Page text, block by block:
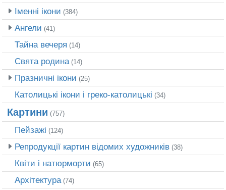
Іменні ікони (384)
Ангели (41)
Тайна вечеря (14)
Свята родина (14)
Празничні ікони (25)
Католицькі ікони і греко-католицькі (34)
Картини (757)
Пейзажі (124)
Репродукції картин відомих художників (38)
Квіти і натюрморти (65)
Архітектура (74)